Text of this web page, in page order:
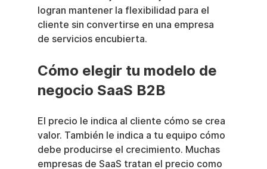
logran mantener la flexibilidad para el
cliente sin convertirse en una empresa
de servicios encubierta.
Cómo elegir tu modelo de
negocio SaaS B2B
El precio le indica al cliente cómo se crea
valor. También le indica a tu equipo cómo
debe producirse el crecimiento. Muchas
empresas de SaaS tratan el precio como